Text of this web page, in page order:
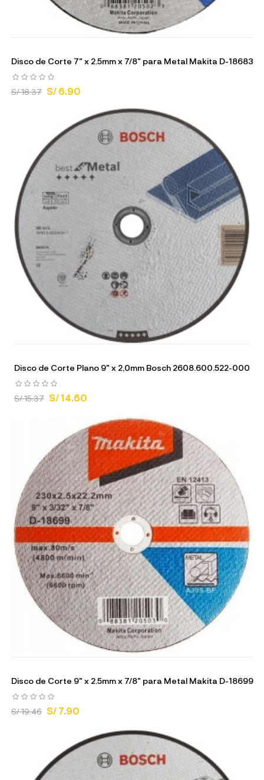
Disco de Corte 7" x 2.5mm x 7/8" para Metal Makita D-18683
S/ 18.37 S/ 6.90
Disco de Corte Plano 9" x 2,0mm Bosch 2608.600.522-000
S/ 15.37 S/ 14.60
Disco de Corte 9" x 2.5mm x 7/8" para Metal Makita D-18699
S/ 19.46 S/ 7.90